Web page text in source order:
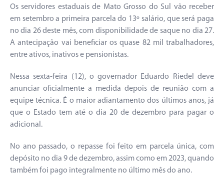
Os servidores estaduais de Mato Grosso do Sul vão receber
em setembro a primeira parcela do 13º salário, que será paga
no dia 26 deste mês, com disponibilidade de saque no dia 27.
A antecipação vai beneficiar os quase 82 mil trabalhadores,
entre ativos, inativos e pensionistas.
Nessa sexta-feira (12), o governador Eduardo Riedel deve
anunciar oficialmente a medida depois de reunião com a
equipe técnica. É o maior adiantamento dos últimos anos, já
que o Estado tem até o dia 20 de dezembro para pagar o
adicional.
No ano passado, o repasse foi feito em parcela única, com
depósito no dia 9 de dezembro, assim como em 2023, quando
também foi pago integralmente no último mês do ano.